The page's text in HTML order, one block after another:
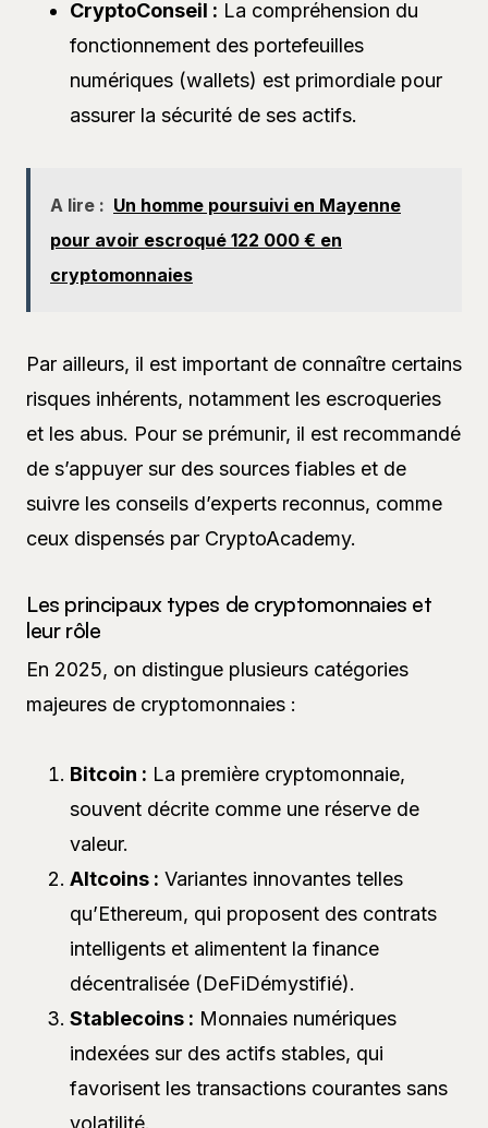
CryptoConseil : La compréhension du
fonctionnement des portefeuilles
numériques (wallets) est primordiale pour
assurer la sécurité de ses actifs.
A lire : Un homme poursuivi en Mayenne
pour avoir escroqué 122 000 € en
cryptomonnaies
Par ailleurs, il est important de connaître certains
risques inhérents, notamment les escroqueries
et les abus. Pour se prémunir, il est recommandé
de s’appuyer sur des sources fiables et de
suivre les conseils d’experts reconnus, comme
ceux dispensés par CryptoAcademy.
Les principaux types de cryptomonnaies et
leur rôle
En 2025, on distingue plusieurs catégories
majeures de cryptomonnaies :
Bitcoin : La première cryptomonnaie,
souvent décrite comme une réserve de
valeur.
Altcoins : Variantes innovantes telles
qu’Ethereum, qui proposent des contrats
intelligents et alimentent la finance
décentralisée (DeFiDémystifié).
Stablecoins : Monnaies numériques
indexées sur des actifs stables, qui
favorisent les transactions courantes sans
volatilité.